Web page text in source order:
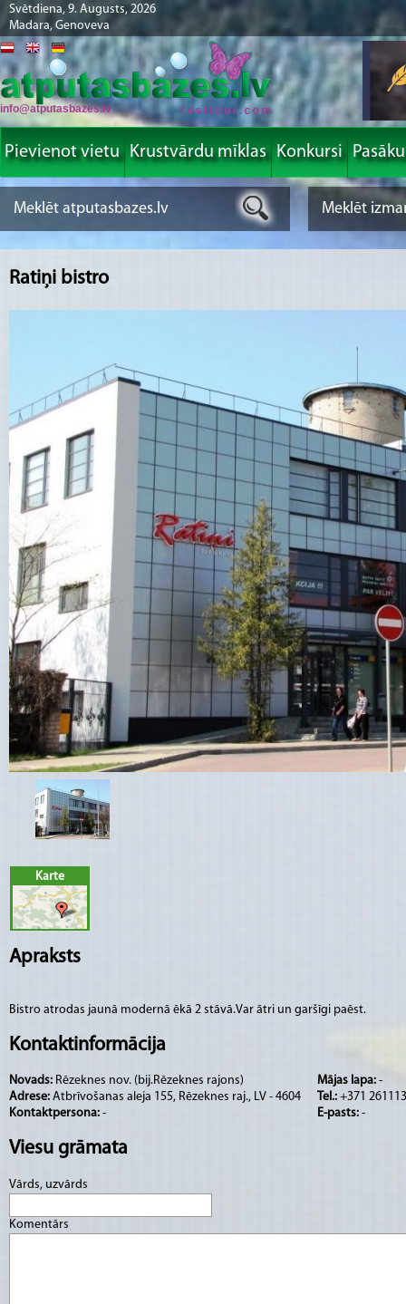
Svētdiena, 9. Augusts, 2026
Madara, Genoveva
info@atputasbazes.lv
Pievienot vietu Krustvārdu mīklas Konkursi
Ratiņi bistro
Karte
Apraksts
Bistro atrodas jaunā modernā ēkā 2 stāvā.Var ātri un garšīgi paēst.
Kontaktinformācija
Novads: Rēzeknes nov. (bij.Rēzeknes rajons)
Adrese: Atbrīvošanas aleja 155, Rēzeknes raj., LV - 4604
Kontaktpersona: -
Mājas lapa: -
Tel.: +371
E-pasts: -
Viesu grāmata
Vārds, uzvārds
Komentārs